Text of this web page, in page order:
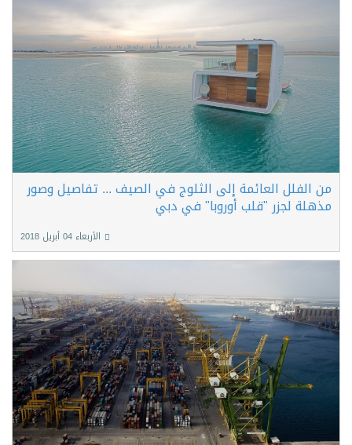
من الفلل العائمة إلى الثلوج في الصيف ... تفاصيل وصور
مذهلة لجزر "قلب أوروبا" في دبي
الأربعاء 04 أبريل 2018